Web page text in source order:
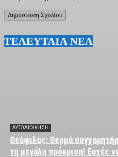
ΤΕΛΕΥΤΑΙΑ ΝΕΑ
ΑΥΤΟΔΙΟΙΚΗΣΗ
Θεόφιλος: Θερμά
τη μεγάλη πρόκριση! Ευχές